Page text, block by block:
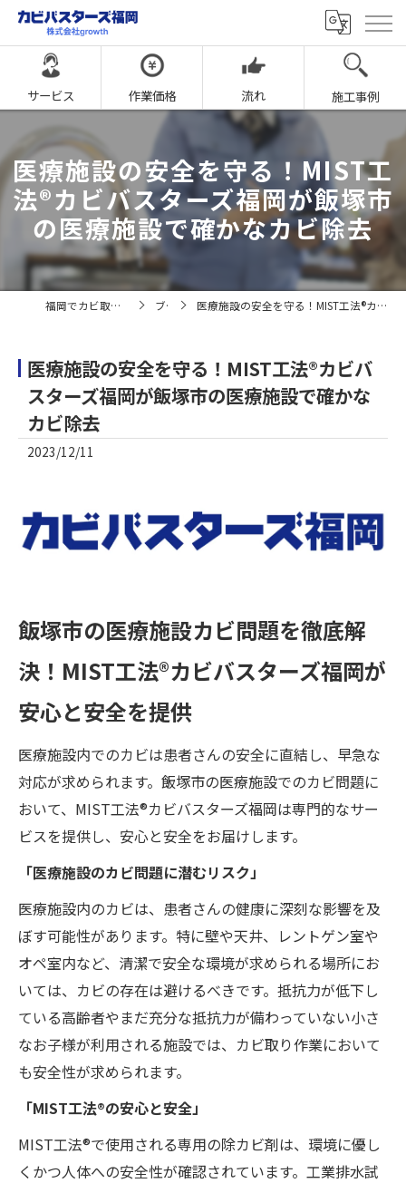
サービス 作業価格 流れ 施工事例
医療施設の安全を守る！MIST工
法®カビバスターズ福岡が飯塚市
の医療施設で確かなカビ除去
福岡でカビ取りならカビバスターズ福岡 ブログ 医療施設の安全を守る！MIST工法®カビバスターズ福岡が飯塚市の医療施設で確かなカビ除去
医療施設の安全を守る！MIST工法®カビバ
スターズ福岡が飯塚市の医療施設で確かな
カビ除去
2023/12/11
飯塚市の医療施設カビ問題を徹底解
決！MIST工法®カビバスターズ福岡が
安心と安全を提供
医療施設内でのカビは患者さんの安全に直結し、早急な
対応が求められます。飯塚市の医療施設でのカビ問題に
おいて、MIST工法®カビバスターズ福岡は専門的なサー
ビスを提供し、安心と安全をお届けします。
「医療施設のカビ問題に潜むリスク」
医療施設内のカビは、患者さんの健康に深刻な影響を及
ぼす可能性があります。特に壁や天井、レントゲン室や
オペ室内など、清潔で安全な環境が求められる場所にお
いては、カビの存在は避けるべきです。抵抗力が低下し
ている高齢者やまだ充分な抵抗力が備わっていない小さ
なお子様が利用される施設では、カビ取り作業において
も安全性が求められます。
「MIST工法®の安心と安全」
MIST工法®で使用される専用の除カビ剤は、環境に優し
くかつ人体への安全性が確認されています。工業排水試